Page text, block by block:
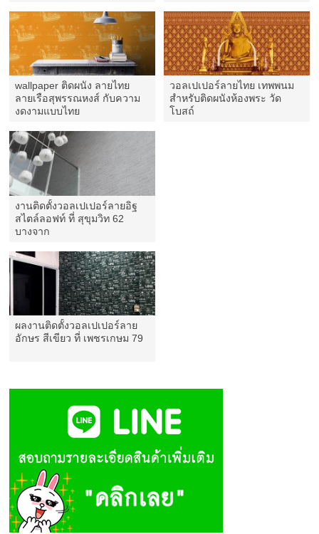
wallpaper ติดผนัง ลายไทย
ลายเรือสุพรรณหงส์ กับความ
งดงามแบบไทย
วอลเปเปอร์ลายไทย เทพพนม
สำหรับติดผนังห้องพระ วัด
โบสถ์
งานติดตั้งวอลเปเปอร์ลายอิฐ
สไตล์ลอฟท์ ที่ สุขุมวิท 62
บางจาก
ผลงานติดตั้งวอลเปเปอร์ลาย
อักษร สีเขียว ที่ เพชรเกษม 79